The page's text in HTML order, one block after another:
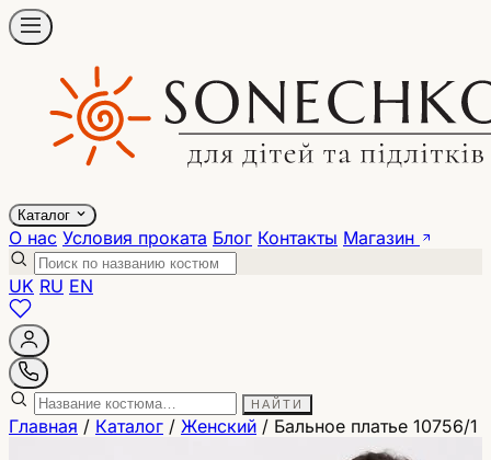
Каталог
О нас Условия проката Блог Контакты Магазин
UK RU EN
НАЙТИ
Главная / Каталог / Женский / Бальное платье 10756/1